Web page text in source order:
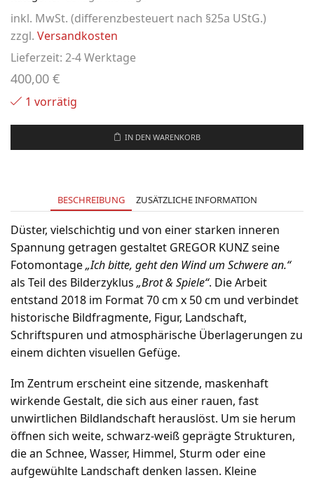
inkl. MwSt. (differenzbesteuert nach §25a UStG.)
zzgl. Versandkosten
Lieferzeit: 2-4 Werktage
400,00 €
1 vorrätig
IN DEN WARENKORB
BESCHREIBUNG ZUSÄTZLICHE INFORMATION
Düster, vielschichtig und von einer starken inneren
Spannung getragen gestaltet GREGOR KUNZ seine
Fotomontage„Ich bitte, geht den Wind um Schwere an.“
als Teil des Bilderzyklus„Brot & Spiele“. Die Arbeit
entstand 2018 im Format 70 cm x 50 cm und verbindet
historische Bildfragmente, Figur, Landschaft,
Schriftspuren und atmosphärische Überlagerungen zu
einem dichten visuellen Gefüge.
Im Zentrum erscheint eine sitzende, maskenhaft
wirkende Gestalt, die sich aus einer rauen, fast
unwirtlichen Bildlandschaft herauslöst. Um sie herum
öffnen sich weite, schwarz-weiß geprägte Strukturen,
die an Schnee, Wasser, Himmel, Sturm oder eine
aufgewühlte Landschaft denken lassen. Kleine